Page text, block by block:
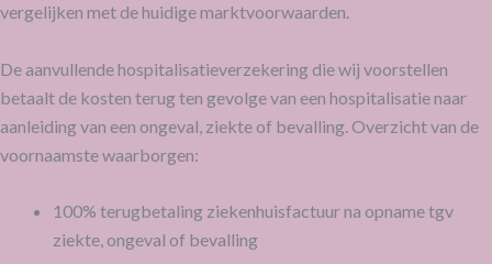
vergelijken met de huidige marktvoorwaarden.
De aanvullende hospitalisatieverzekering die wij voorstellen
betaalt de kosten terug ten gevolge van een hospitalisatie naar
aanleiding van een ongeval, ziekte of bevalling. Overzicht van de
voornaamste waarborgen:
100% terugbetaling ziekenhuisfactuur na opname tgv
ziekte, ongeval of bevalling